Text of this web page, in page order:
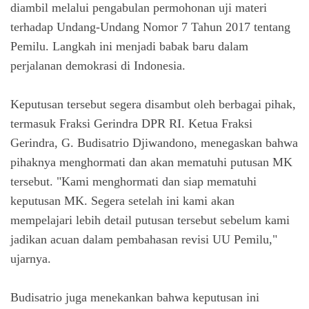
diambil melalui pengabulan permohonan uji materi
terhadap Undang-Undang Nomor 7 Tahun 2017 tentang
Pemilu. Langkah ini menjadi babak baru dalam
perjalanan demokrasi di Indonesia.
Keputusan tersebut segera disambut oleh berbagai pihak,
termasuk Fraksi Gerindra DPR RI. Ketua Fraksi
Gerindra, G. Budisatrio Djiwandono, menegaskan bahwa
pihaknya menghormati dan akan mematuhi putusan MK
tersebut. "Kami menghormati dan siap mematuhi
keputusan MK. Segera setelah ini kami akan
mempelajari lebih detail putusan tersebut sebelum kami
jadikan acuan dalam pembahasan revisi UU Pemilu,"
ujarnya.
Budisatrio juga menekankan bahwa keputusan ini